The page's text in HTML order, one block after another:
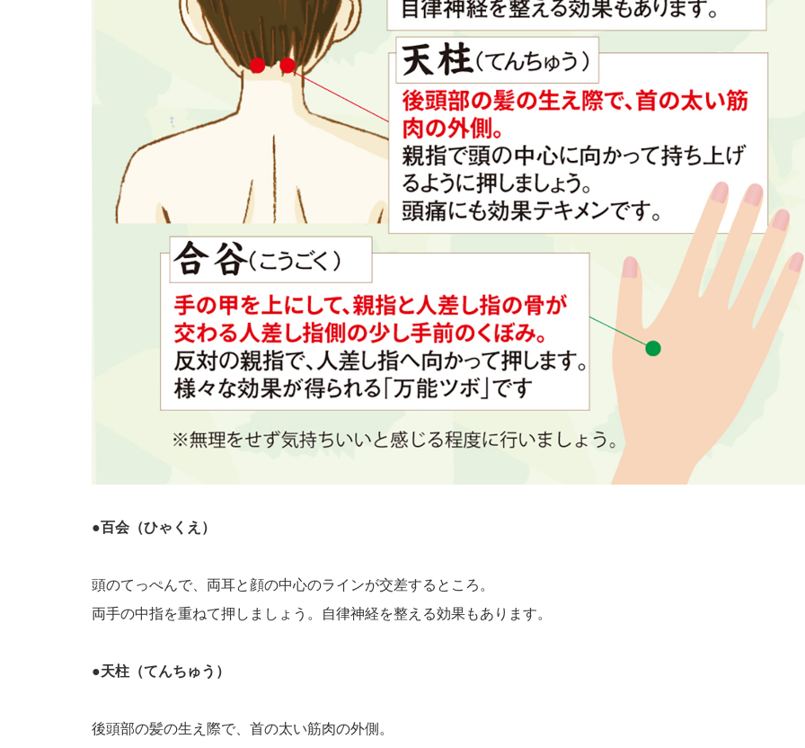
●百会（ひゃくえ）
頭のてっぺんで、両耳と顔の中心のラインが交差するところ。
両手の中指を重ねて押しましょう。自律神経を整える効果もあります。
●天柱（てんちゅう）
後頭部の髪の生え際で、首の太い筋肉の外側。